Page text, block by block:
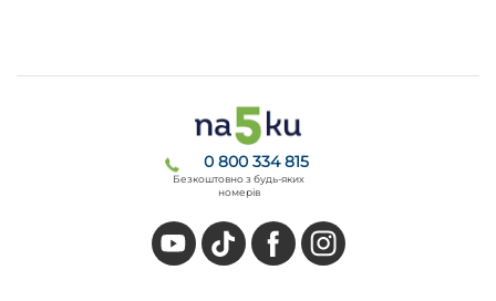
0 800 334 815
Безкоштовно з будь-яких
номерів